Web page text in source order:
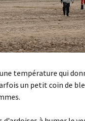
température qui
un petit coin de